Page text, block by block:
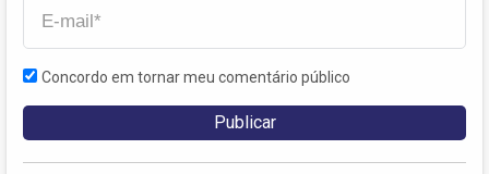
Concordo em tornar meu comentário público